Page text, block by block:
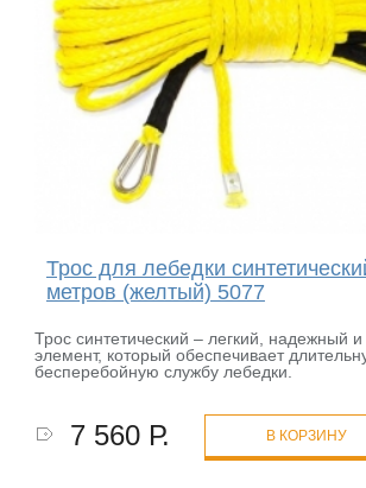
Трос для лебедки
метров (желтый) 5077
Трос синтетический – легкий, надежный
элемент, который обеспечивает
бесперебойную службу лебедки.
7 560 Р. В КОРЗИНУ